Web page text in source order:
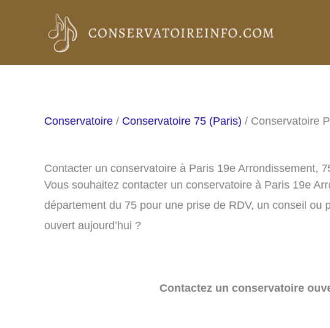
Conservatoire / Conservatoire 75 (Paris) / Conservatoire
Contacter un conservatoire à Paris 19e Arrondissement,
Vous souhaitez contacter un conservatoire à Paris 19e
département du 75 pour une prise de RDV, un conseil ou
ouvert aujourd’hui ?
Contactez un conservatoire